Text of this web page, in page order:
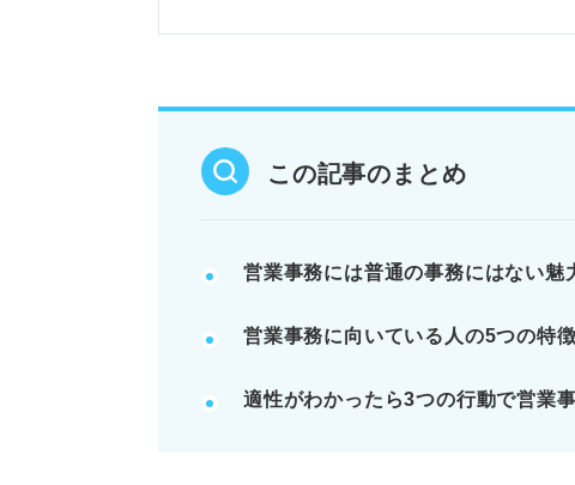
POINT：将来的にAIが普及しても、
記事の該当箇所を見る
営業事務に向いている人の特徴
営業事務のメリット
この記事のまとめ
営業事務には普通の事務にはない魅
営業事務に向いている人の5つの特
適性がわかったら3つの行動で営業